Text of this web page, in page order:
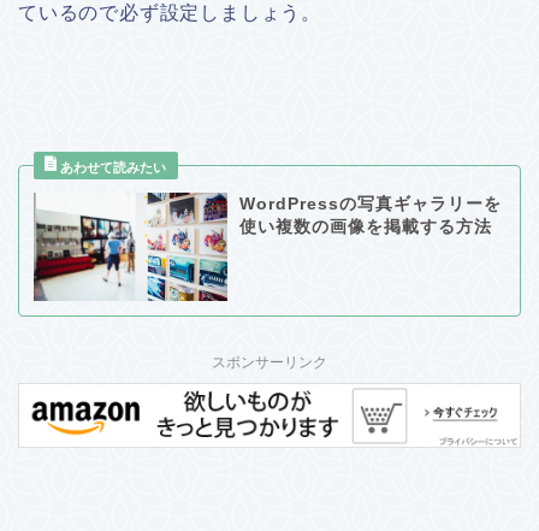
ているので必ず設定しましょう。
WordPressの写真ギャラリーを
使い複数の画像を掲載する方法
スポンサーリンク